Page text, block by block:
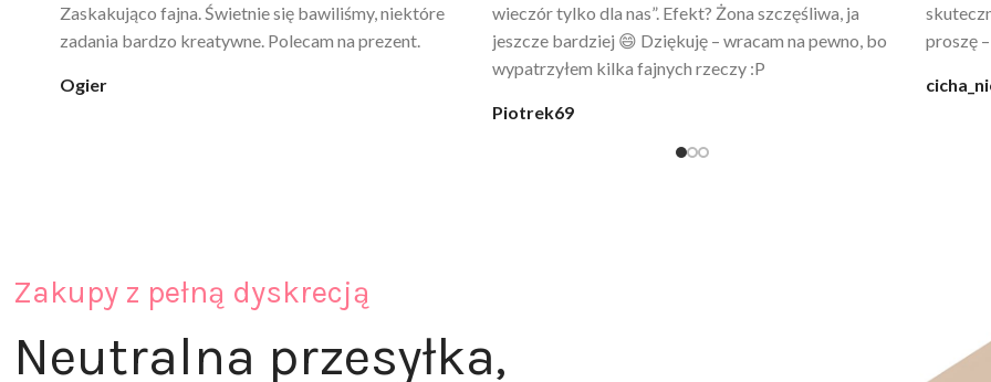
poprawia komfort, ale też daje przyjemne uczucie
ciepła. Nie uczula, bez zapachu. Kupuję już 3 raz i na
wygląda jak z luksusowego butiku. Noszę
codziennie po kąpieli z mężem.
@karolina_dream
świetny
Zakupy z pełną dyskrecją
Neutralna przesyłka,